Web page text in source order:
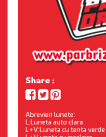
Share :
Abrevieri lunete:
L:Luneta auto clara
L+V:Luneta cu tenta verde